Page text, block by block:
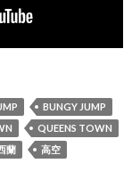
BUNGY JUMP
QUEENS TOWN
蘭
高空